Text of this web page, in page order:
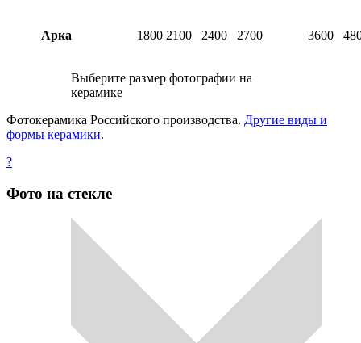
Арка 1800 2100 2400 2700 3600
Выберите размер фотографии на
керамике
Фотокерамика Российского производства. Другие виды и
формы керамики.
?
Фото на стекле